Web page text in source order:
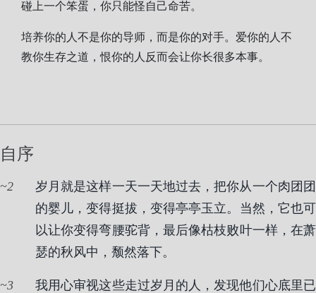
碰上一个笨蛋，你只能怪自己命苦。
培养你的人不是你的导师，而是你的对手。爱你的人不
教你生存之道，恨你的人反而会让你长很多本事。
自序
2
岁月就是这样一天一天地过去，把你从一个肉团团
的婴儿，变得挺拔，变得亭亭玉立。当然，它也可
以让你变得弯腰驼背，最后像枯枝败叶一样，在萧
瑟的秋风中，颓然落下。
3
我用心审视这些走过岁月的人，发现他们心底里已